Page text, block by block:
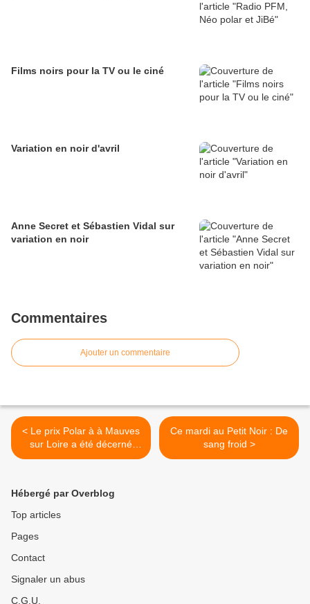
Films noirs pour la TV ou le ciné
Variation en noir d'avril
Anne Secret et Sébastien Vidal sur
variation en noir
Commentaires
Ajouter un commentaire
< Le prix Polar à à Mauves
sur Loire a été décerné
samedi
Ce mardi au Petit Noir : De
sang froid >
Hébergé par Overblog
Top articles
Pages
Contact
Signaler un abus
C.G.U.